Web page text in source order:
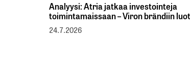
Analyysi: Atria jatkaa investointeja
toimintamaissaan – Viron brändiin
24.7.2026